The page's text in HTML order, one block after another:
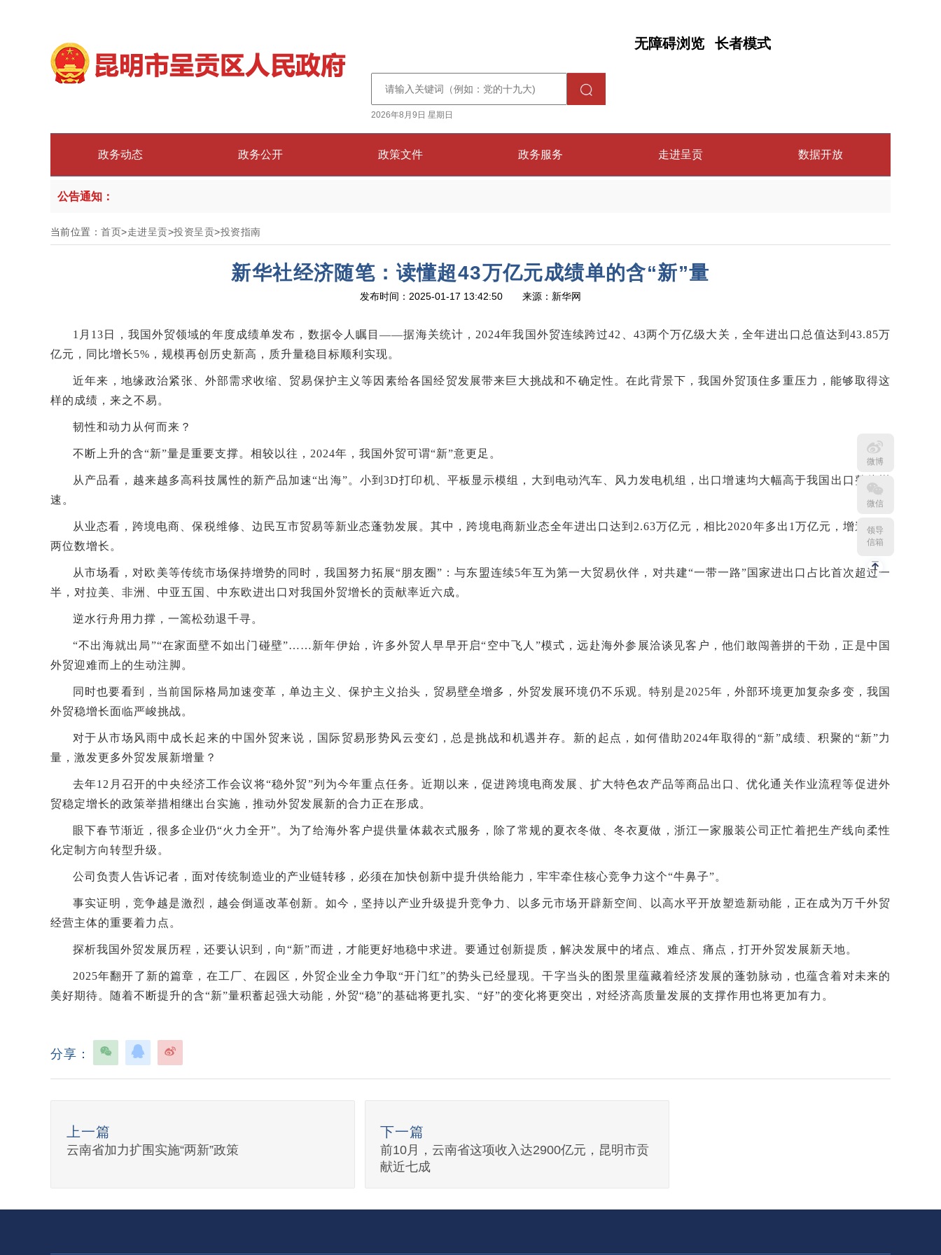
2026年8月9日 星期日
长者模式
无障碍浏览
政务动态 政务公开 政策文件 政务服务 走进呈贡 数据开放
公告通知：
微博
微信
领导
信箱
当前位置：首页>走进呈贡>投资呈贡>投资指南
新华社经济随笔：读懂超43万亿元成绩单的含“新”量
发布时间：2025-01-17 13:42:50 来源：新华网
1月13日，我国外贸领域的年度成绩单发布，数据令人瞩目——据海关统计，2024年我国外贸连续跨过42、43两个万亿级大关，全年进出口总值达到43.85万
亿元，同比增长5%，规模再创历史新高，质升量稳目标顺利实现。
近年来，地缘政治紧张、外部需求收缩、贸易保护主义等因素给各国经贸发展带来巨大挑战和不确定性。在此背景下，我国外贸顶住多重压力，能够取得这
样的成绩，来之不易。
韧性和动力从何而来？
不断上升的含“新”量是重要支撑。相较以往，2024年，我国外贸可谓“新”意更足。
从产品看，越来越多高科技属性的新产品加速“出海”。小到3D打印机、平板显示模组，大到电动汽车、风力发电机组，出口增速均大幅高于我国出口整体增
速。
从业态看，跨境电商、保税维修、边民互市贸易等新业态蓬勃发展。其中，跨境电商新业态全年进出口达到2.63万亿元，相比2020年多出1万亿元，增速实现
两位数增长。
从市场看，对欧美等传统市场保持增势的同时，我国努力拓展“朋友圈”：与东盟连续5年互为第一大贸易伙伴，对共建“一带一路”国家进出口占比首次超过一
半，对拉美、非洲、中亚五国、中东欧进出口对我国外贸增长的贡献率近六成。
逆水行舟用力撑，一篙松劲退千寻。
“不出海就出局”“在家面壁不如出门碰壁”……新年伊始，许多外贸人早早开启“空中飞人”模式，远赴海外参展洽谈见客户，他们敢闯善拼的干劲，正是中国
外贸迎难而上的生动注脚。
同时也要看到，当前国际格局加速变革，单边主义、保护主义抬头，贸易壁垒增多，外贸发展环境仍不乐观。特别是2025年，外部环境更加复杂多变，我国
外贸稳增长面临严峻挑战。
对于从市场风雨中成长起来的中国外贸来说，国际贸易形势风云变幻，总是挑战和机遇并存。新的起点，如何借助2024年取得的“新”成绩、积聚的“新”力
量，激发更多外贸发展新增量？
去年12月召开的中央经济工作会议将“稳外贸”列为今年重点任务。近期以来，促进跨境电商发展、扩大特色农产品等商品出口、优化通关作业流程等促进外
贸稳定增长的政策举措相继出台实施，推动外贸发展新的合力正在形成。
眼下春节渐近，很多企业仍“火力全开”。为了给海外客户提供量体裁衣式服务，除了常规的夏衣冬做、冬衣夏做，浙江一家服装公司正忙着把生产线向柔性
化定制方向转型升级。
公司负责人告诉记者，面对传统制造业的产业链转移，必须在加快创新中提升供给能力，牢牢牵住核心竞争力这个“牛鼻子”。
事实证明，竞争越是激烈，越会倒逼改革创新。如今，坚持以产业升级提升竞争力、以多元市场开辟新空间、以高水平开放塑造新动能，正在成为万千外贸
经营主体的重要着力点。
探析我国外贸发展历程，还要认识到，向“新”而进，才能更好地稳中求进。要通过创新提质，解决发展中的堵点、难点、痛点，打开外贸发展新天地。
2025年翻开了新的篇章，在工厂、在园区，外贸企业全力争取“开门红”的势头已经显现。干字当头的图景里蕴藏着经济发展的蓬勃脉动，也蕴含着对未来的
美好期待。随着不断提升的含“新”量积蓄起强大动能，外贸“稳”的基础将更扎实、“好”的变化将更突出，对经济高质量发展的支撑作用也将更加有力。
分享：
上一篇
云南省加力扩围实施“两新”政策
下一篇
前10月，云南省这项收入达2900亿元，昆明市贡
献近七成